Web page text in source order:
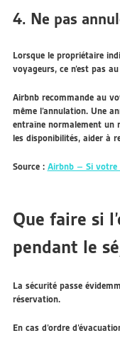
4. Ne pas
Lorsque le propriétaire
voyageurs, ce n’est pas
Airbnb recommande au
même l’annulation. Une
entraîne normalement un
les disponibilités, aider à
Source : Airbnb – Si votre
Que faire si
pendant le
La sécurité passe
réservation.
En cas d’ordre